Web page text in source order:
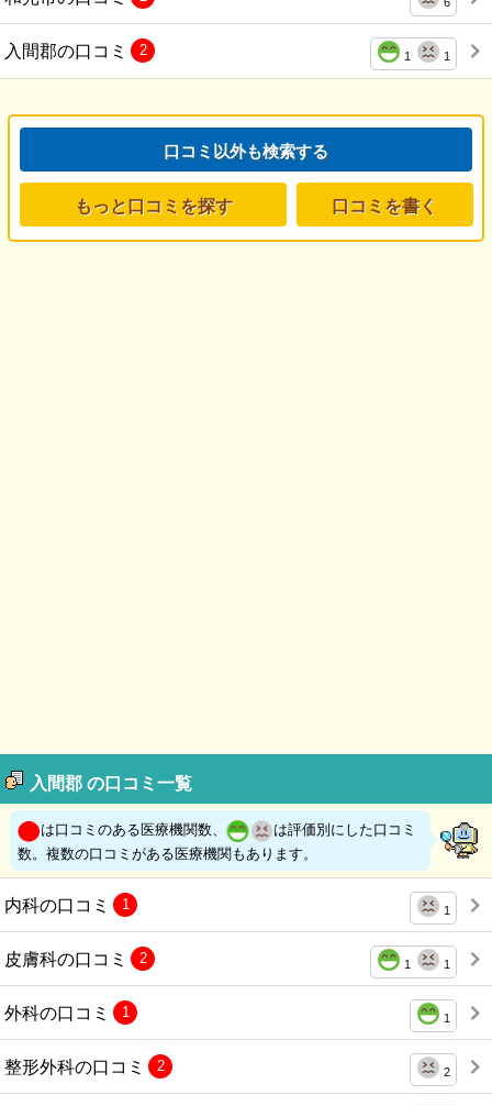
入間郡の口コミ 1 1
2
口コミ以外も検索する
もっと口コミを探す 口コミを書く
入間郡 の口コミ一覧
は口コミのある医療機関数、
は評価別にした口コミ
数。複数の口コミがある医療機関もあります。
内科の口コミ 1
1
皮膚科の口コミ 1 1
2
外科の口コミ 1
1
整形外科の口コミ 2
2